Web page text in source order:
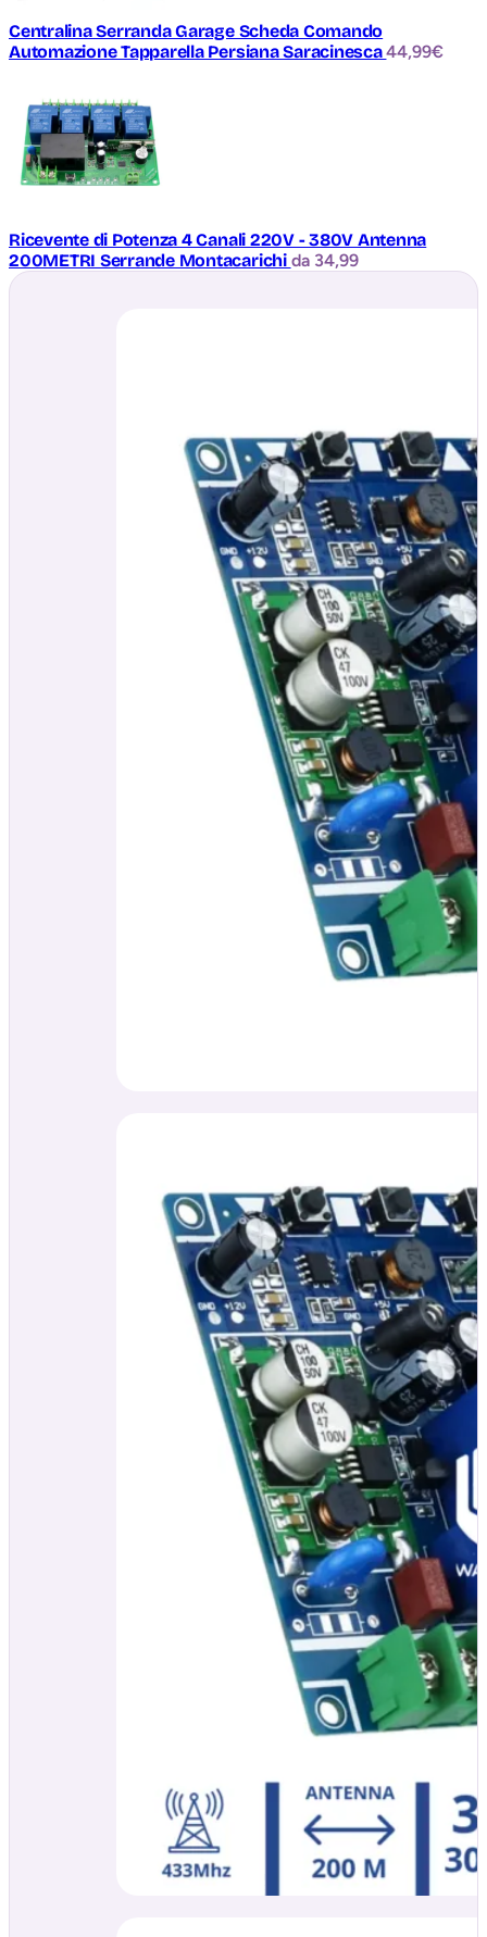
Centralina Serranda Garage Scheda Comando
Automazione Tapparella Persiana Saracinesca44,99€
Ricevente di Potenza 4 Canali 220V - 380V Antenna
200METRI Serrande Montacarichi da 34,99